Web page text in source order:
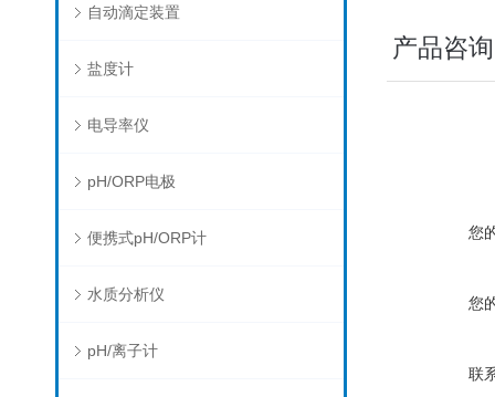
自动滴定装置
盐度计
电导率仪
pH/ORP电极
便携式pH/ORP计
水质分析仪
pH/离子计
产品咨询
您
您
联